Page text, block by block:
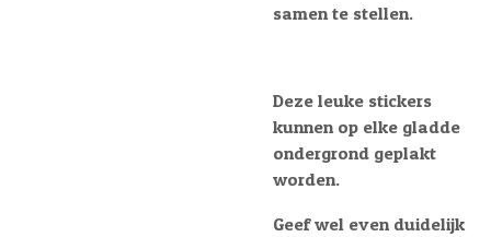
samen te stellen.
Deze leuke stickers
kunnen op elke gladde
ondergrond geplakt
worden.
Geef wel even duidelijk